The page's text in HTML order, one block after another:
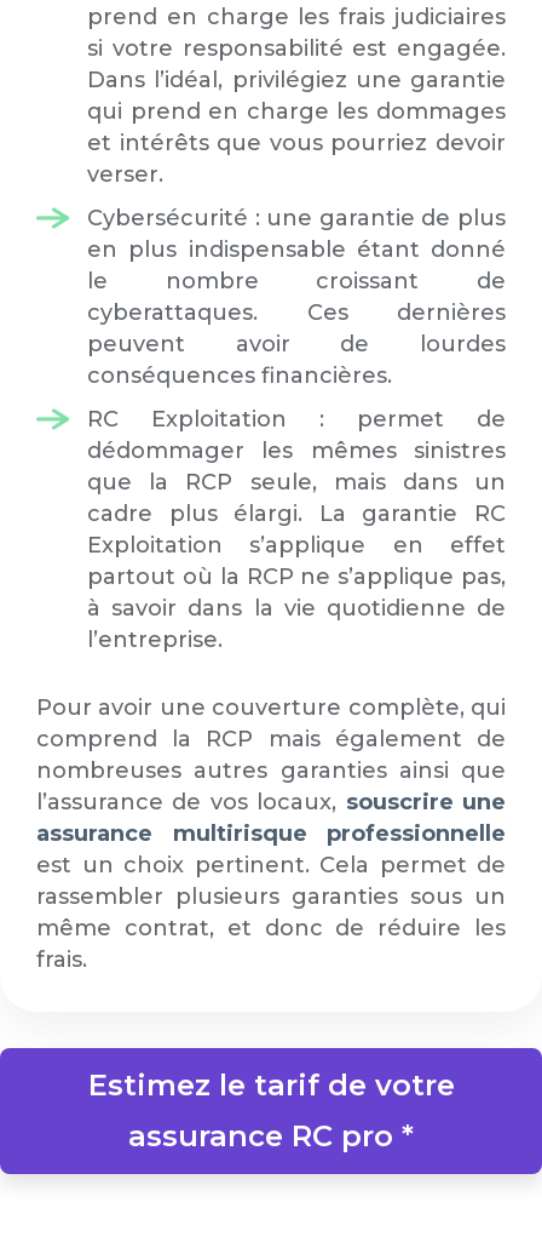
prend en charge les frais judiciaires
si votre responsabilité est engagée.
Dans l’idéal, privilégiez une garantie
qui prend en charge les dommages
et intérêts que vous pourriez devoir
verser.
Cybersécurité : une garantie de plus
en plus indispensable étant donné
le nombre croissant de
cyberattaques. Ces dernières
peuvent avoir de lourdes
conséquences financières.
RC Exploitation : permet de
dédommager les mêmes sinistres
que la RCP seule, mais dans un
cadre plus élargi. La garantie RC
Exploitation s’applique en effet
partout où la RCP ne s’applique pas,
à savoir dans la vie quotidienne de
l’entreprise.
Pour avoir une couverture complète, qui
comprend la RCP mais également de
nombreuses autres garanties ainsi que
l’assurance de vos locaux, souscrire une
assurance multirisque professionnelle
est un choix pertinent. Cela permet de
rassembler plusieurs garanties sous un
même contrat, et donc de réduire les
frais.
Estimez le tarif de votre
assurance RC pro *